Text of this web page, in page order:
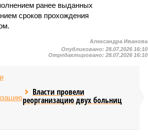
ранее выданных
сроков прохождения
Александра Иванова
Опубликовано:28.07.2026 16:10
Отредактировано:28.07.2026 16:10
Власти провели
реорганизацию двух больниц